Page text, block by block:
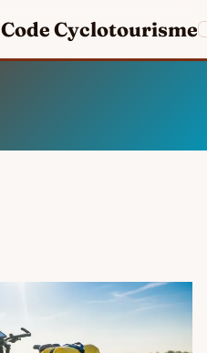
Code Cyclotourisme